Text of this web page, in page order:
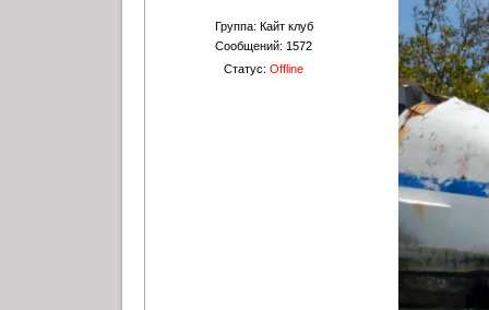
Группа: Кайт клуб
Сообщений: 1572
Статус: Offline